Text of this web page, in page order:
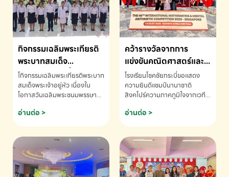
กิจกรรมเฉลิมพระเกียรติ
พระบาทสมเด็จ
พระเจ้าอยู่หัว เนื่องใน
โอกาสวันเฉลิม
พระชนมพรรษา
โกิจกรรมเฉลิมพระเกียรติพระบาท
สมเด็จพระเจ้าอยู่หัว เนื่องใน
โอกาสวันเฉลิมพระชนมพรรษา
ข้อมูลเพิ่มเติม โทร. 075-691910
อ่านต่อ >
คว้ารางวัลจากการ
แข่งขันคณิตศาสตร์และ
คณิตคิดเร็วนานาชาติ
ครั้งที่ 46 ประจำปี 2569
ณ ประเทศสิงคโปร์
โรงเรียนโชคชัยกระบี่ขอแสดง
ความยินดีแชมป์นานาชาติ
สิงคโปร์ความภาคภูมิใจจากเวที
ด.ช.พัทธนันท์ พรหมพันธ์ ชั้น
อนุบาล EP K3 โรงเรียนโชคชัย
แข่งขันคณิตศาสตร์และคณิตคิด
เร็วนานาชาติ ครั้งที่ 46 ประจำปี
2569 ณ ประเทศสิงคโปร์
INTERNATIONAL
อ่านต่อ >